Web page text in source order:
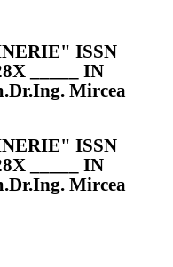
ISSN
_____ IN
Mircea
ISSN
_____ IN
Mircea